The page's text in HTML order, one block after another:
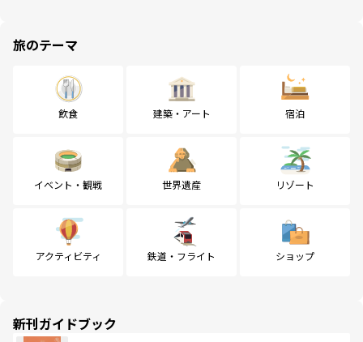
旅のテーマ
飲食 建築・アート 宿泊
イベント・観戦 世界遺産 リゾート
アクティビティ 鉄道・フライト ショップ
新刊ガイドブック